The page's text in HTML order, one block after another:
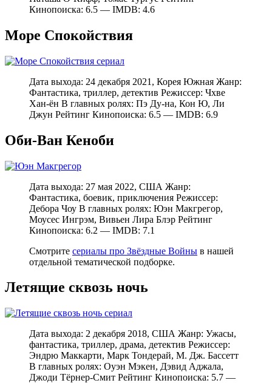
Кинопоиска: 6.5 — IMDB: 4.6
Море Спокойствия
Дата выхода: 24 декабря 2021, Корея Южная Жанр:
Фантастика, триллер, детектив Режиссер: Чхве
Хан-ён В главных ролях: Пэ Ду-на, Кон Ю, Ли
Джун Рейтинг Кинопоиска: 6.5 — IMDB: 6.9
Оби-Ван Кеноби
Дата выхода: 27 мая 2022, США Жанр:
Фантастика, боевик, приключения Режиссер:
Дебора Чоу В главных ролях: Юэн Макгрегор,
Моусес Ингрэм, Вивьен Лира Блэр Рейтинг
Кинопоиска: 6.2 — IMDB: 7.1
Смотрите сериалы про Звёздные Войны в нашей
отдельной тематической подборке.
Летящие сквозь ночь
Дата выхода: 2 декабря 2018, США Жанр: Ужасы,
фантастика, триллер, драма, детектив Режиссер:
Эндрю Маккарти, Марк Тондерай, М. Дж. Бассетт
В главных ролях: Оуэн Мэкен, Дэвид Аджала,
Джоди Тёрнер-Смит Рейтинг Кинопоиска: 5.7 —